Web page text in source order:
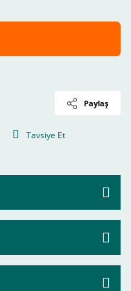
Paylaş
Tavsiye Et